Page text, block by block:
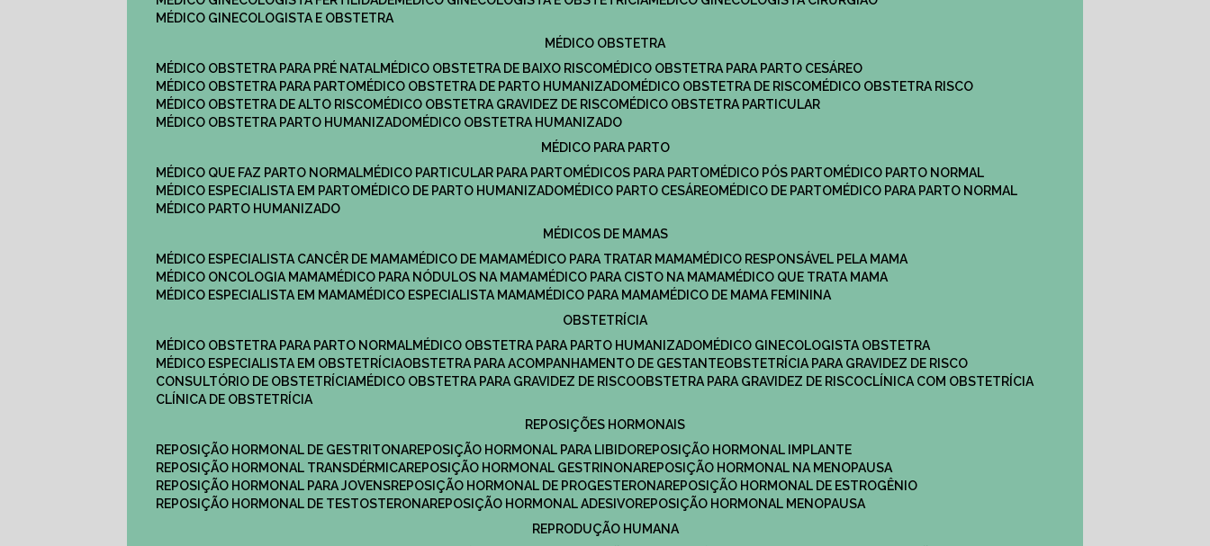
MÉDICO GINECOLOGISTA E OBSTETRA
MÉDICO OBSTETRA
MÉDICO OBSTETRA PARA PRÉ NATAL
MÉDICO OBSTETRA DE BAIXO RISCO
MÉDICO OBSTETRA PARA PARTO CESÁREO
MÉDICO OBSTETRA PARA PARTO
MÉDICO OBSTETRA DE PARTO HUMANIZADO MÉDICO OBSTETRA DE RISCO
MÉDICO OBSTETRA RISCO
MÉDICO OBSTETRA DE ALTO RISCO
MÉDICO OBSTETRA GRAVIDEZ DE RISCO
MÉDICO OBSTETRA PARTICULAR
MÉDICO OBSTETRA PARTO HUMANIZADO
MÉDICO OBSTETRA HUMANIZADO
MÉDICO PARA PARTO
MÉDICO QUE FAZ PARTO NORMAL
MÉDICO PARTICULAR PARA PARTO MÉDICOS PARA PARTO MÉDICO PÓS PARTO
MÉDICO PARTO NORMAL
MÉDICO ESPECIALISTA EM PARTO
MÉDICO DE PARTO HUMANIZADO MÉDICO PARTO CESÁREO MÉDICO DE PARTO
MÉDICO PARA PARTO NORMAL
MÉDICO PARTO HUMANIZADO
MÉDICOS DE MAMAS
MÉDICO ESPECIALISTA CANCÊR DE MAMA
MÉDICO DE MAMA MÉDICO PARA TRATAR MAMA
MÉDICO RESPONSÁVEL PELA MAMA
MÉDICO ONCOLOGIA MAMA
MÉDICO PARA NÓDULOS NA MAMA MÉDICO PARA CISTO NA MAMA
MÉDICO QUE TRATA MAMA
MÉDICO ESPECIALISTA EM MAMA
MÉDICO ESPECIALISTA MAMA MÉDICO PARA MAMA
MÉDICO DE MAMA FEMININA
OBSTETRÍCIA
MÉDICO OBSTETRA PARA PARTO NORMAL
MÉDICO OBSTETRA PARA PARTO HUMANIZADO
MÉDICO GINECOLOGISTA OBSTETRA
MÉDICO ESPECIALISTA EM OBSTETRÍCIA
OBSTETRA PARA ACOMPANHAMENTO DE GESTANTE
OBSTETRÍCIA PARA GRAVIDEZ DE RISCO
CONSULTÓRIO DE OBSTETRÍCIA
MÉDICO OBSTETRA PARA GRAVIDEZ DE RISCO OBSTETRA PARA GRAVIDEZ DE RISCO
CLÍNICA COM OBSTETRÍCIA
CLÍNICA DE OBSTETRÍCIA
REPOSIÇÕES HORMONAIS
REPOSIÇÃO HORMONAL DE GESTRITONA
REPOSIÇÃO HORMONAL PARA LIBIDO
REPOSIÇÃO HORMONAL IMPLANTE
REPOSIÇÃO HORMONAL TRANSDÉRMICA
REPOSIÇÃO HORMONAL GESTRINONA
REPOSIÇÃO HORMONAL NA MENOPAUSA
REPOSIÇÃO HORMONAL PARA JOVENS
REPOSIÇÃO HORMONAL DE PROGESTERONA
REPOSIÇÃO HORMONAL DE ESTROGÊNIO
REPOSIÇÃO HORMONAL DE TESTOSTERONA
REPOSIÇÃO HORMONAL ADESIVO
REPOSIÇÃO HORMONAL MENOPAUSA
REPRODUÇÃO HUMANA